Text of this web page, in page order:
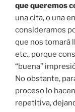
que queremos
una cita, o una
consideramos
que nos tomará
etc., porque
“buena”
No obstante,
proceso lo
repetitiva,